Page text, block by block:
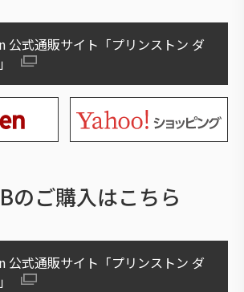
公式通販サイト「プリンストン ダ
のご購入はこちら
公式通販サイト「プリンストン ダ